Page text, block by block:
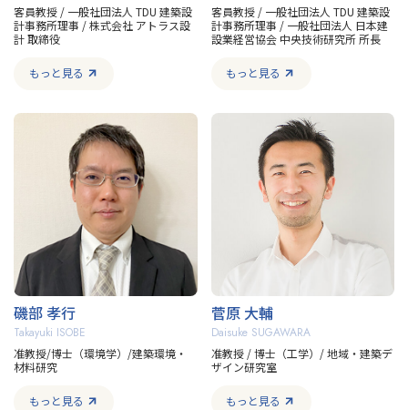
客員教授 / 一般社団法人 TDU 建築設
計事務所理事 / 株式会社 アトラス設
計 取締役
もっと見る
客員教授 / 一般社団法人 TDU 建築設
計事務所理事 / 一般社団法人 日本建
設業経営協会 中央技術研究所 所長
もっと見る
磯部 孝行
Takayuki ISOBE
准教授/博士（環境学）/建築環境・
材料研究
もっと見る
菅原 大輔
Daisuke SUGAWARA
准教授 / 博士（工学）/ 地域・建築デ
ザイン研究室
もっと見る